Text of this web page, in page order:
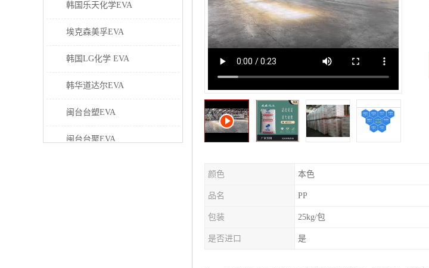
韩国乐天化学EVA
埃克森美孚EVA
韩国LG化学 EVA
韩华道达尔EVA
闽台台塑EVA
闽台台聚EVA
颜色 本色
品名 PP
包装 25kg/包
是否进口 是